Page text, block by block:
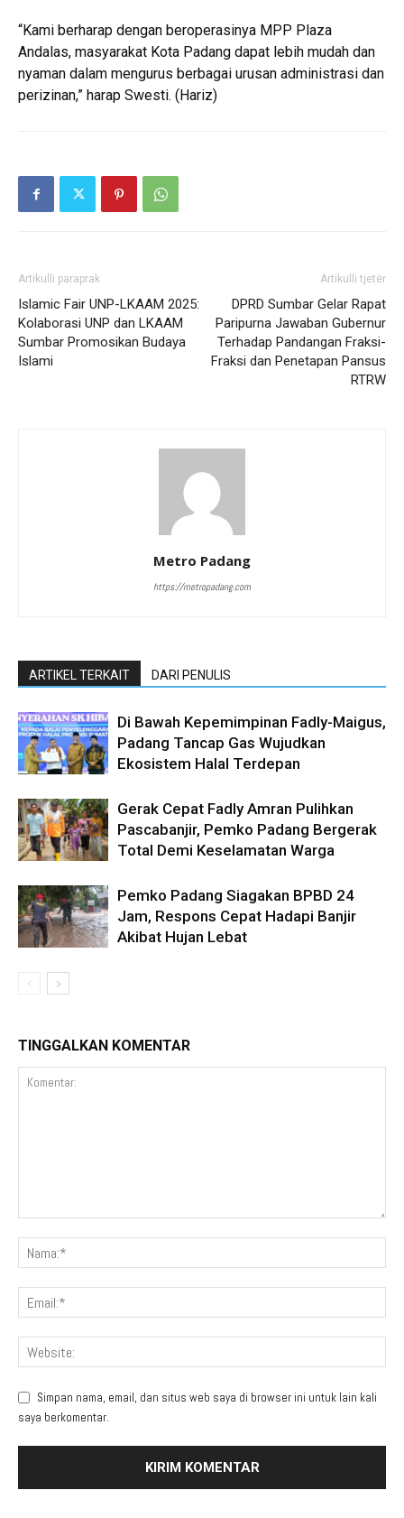
“Kami berharap dengan beroperasinya MPP Plaza
Andalas, masyarakat Kota Padang dapat lebih mudah dan
nyaman dalam mengurus berbagai urusan administrasi dan
perizinan,” harap Swesti. (Hariz)
Artikulli paraprak
Islamic Fair UNP-LKAAM 2025:
Kolaborasi UNP dan LKAAM
Sumbar Promosikan Budaya
Islami
Artikulli tjetër
DPRD Sumbar Gelar Rapat
Paripurna Jawaban Gubernur
Terhadap Pandangan Fraksi-
Fraksi dan Penetapan Pansus
RTRW
Metro Padang
https://metropadang.com
ARTIKEL TERKAIT DARI PENULIS
Di Bawah Kepemimpinan Fadly-Maigus,
Padang Tancap Gas Wujudkan
Ekosistem Halal Terdepan
Gerak Cepat Fadly Amran Pulihkan
Pascabanjir, Pemko Padang Bergerak
Total Demi Keselamatan Warga
Pemko Padang Siagakan BPBD 24
Jam, Respons Cepat Hadapi Banjir
Akibat Hujan Lebat
TINGGALKAN KOMENTAR
Simpan nama, email, dan situs web saya di browser ini untuk lain kali
saya berkomentar.